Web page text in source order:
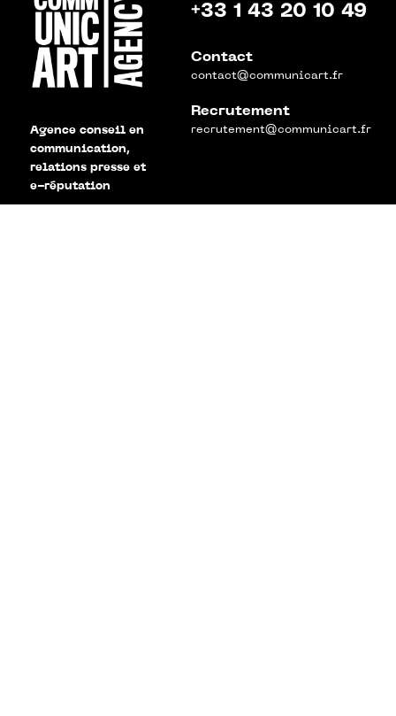
Agence conseil en
communication,
relations presse et
e-réputation
+33 1 43 20 10 49
Contact
contact@communicart.fr
Recrutement
recrutement@communicart.fr